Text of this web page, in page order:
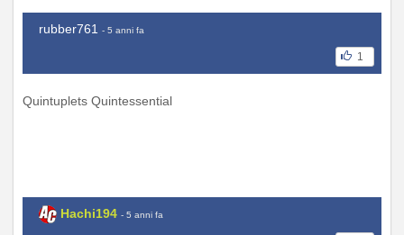
rubber761 - 5 anni fa
1
Quintuplets Quintessential
Hachi194 - 5 anni fa